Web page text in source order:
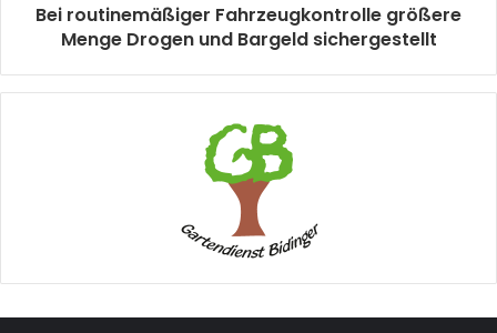
Bei routinemäßiger Fahrzeugkontrolle größere
Menge Drogen und Bargeld sichergestellt